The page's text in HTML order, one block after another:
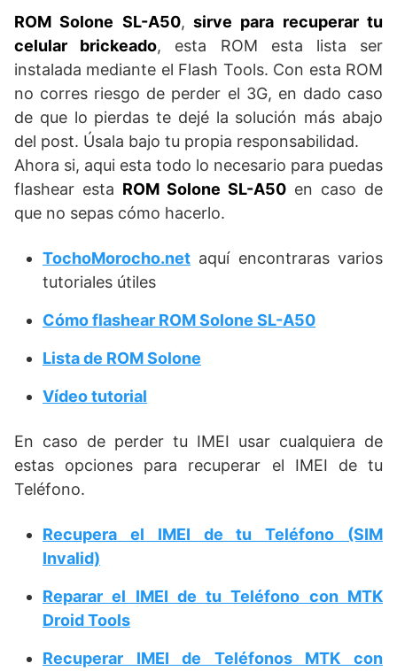
ROM Solone SL-A50, sirve para recuperar tu
celular brickeado, esta ROM esta lista ser
instalada mediante el Flash Tools. Con esta ROM
no corres riesgo de perder el 3G, en dado caso
de que lo pierdas te dejé la solución más abajo
del post. Úsala bajo tu propia responsabilidad.
Ahora si, aqui esta todo lo necesario para puedas
flashear esta ROM Solone SL-A50 en caso de
que no sepas cómo hacerlo.
TochoMorocho.net aquí encontraras varios
tutoriales útiles
Cómo flashear ROM Solone SL-A50
Lista de ROM Solone
Vídeo tutorial
En caso de perder tu IMEI usar cualquiera de
estas opciones para recuperar el IMEI de tu
Teléfono.
Recupera el IMEI de tu Teléfono (SIM
Invalid)
Reparar el IMEI de tu Teléfono con MTK
Droid Tools
Recuperar IMEI de Teléfonos MTK con